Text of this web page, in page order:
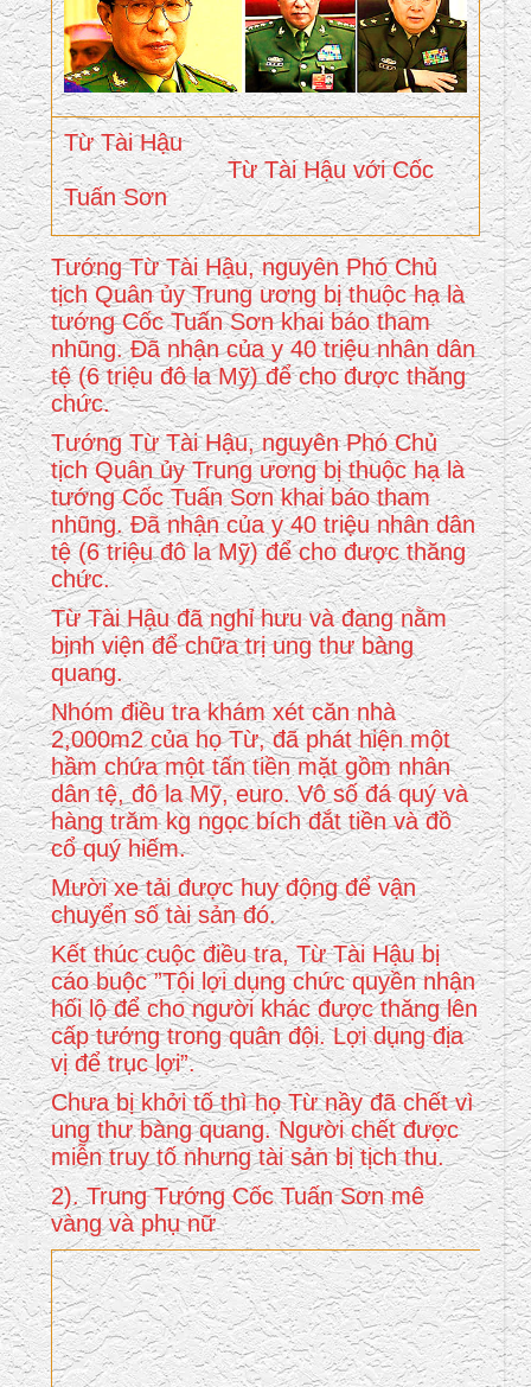
Từ Tài Hậu
Từ Tài Hậu với Cốc
Tuấn Sơn
Tướng Từ Tài Hậu, nguyên Phó Chủ
tịch Quân ủy Trung ương bị thuộc hạ là
tướng Cốc Tuấn Sơn khai báo tham
nhũng. Đã nhận của y 40 triệu nhân dân
tệ (6 triệu đô la Mỹ) để cho được thăng
chức.
Tướng Từ Tài Hậu, nguyên Phó Chủ
tịch Quân ủy Trung ương bị thuộc hạ là
tướng Cốc Tuấn Sơn khai báo tham
nhũng. Đã nhận của y 40 triệu nhân dân
tệ (6 triệu đô la Mỹ) để cho được thăng
chức.
Từ Tài Hậu đã nghỉ hưu và đang nằm
bịnh viện để chữa trị ung thư bàng
quang.
Nhóm điều tra khám xét căn nhà
2,000m2 của họ Từ, đã phát hiện một
hầm chứa một tấn tiền mặt gồm nhân
dân tệ, đô la Mỹ, euro. Vô số đá quý và
hàng trăm kg ngọc bích đắt tiền và đồ
cổ quý hiếm.
Mười xe tải được huy động để vận
chuyển số tài sản đó.
Kết thúc cuộc điều tra, Từ Tài Hậu bị
cáo buộc ”Tội lợi dụng chức quyền nhận
hối lộ để cho người khác được thăng lên
cấp tướng trong quân đội. Lợi dụng địa
vị để trục lợi”.
Chưa bị khởi tố thì họ Từ nầy đã chết vì
ung thư bàng quang. Người chết được
miễn truy tố nhưng tài sản bị tịch thu.
2). Trung Tướng Cốc Tuấn Sơn mê
vàng và phụ nữ